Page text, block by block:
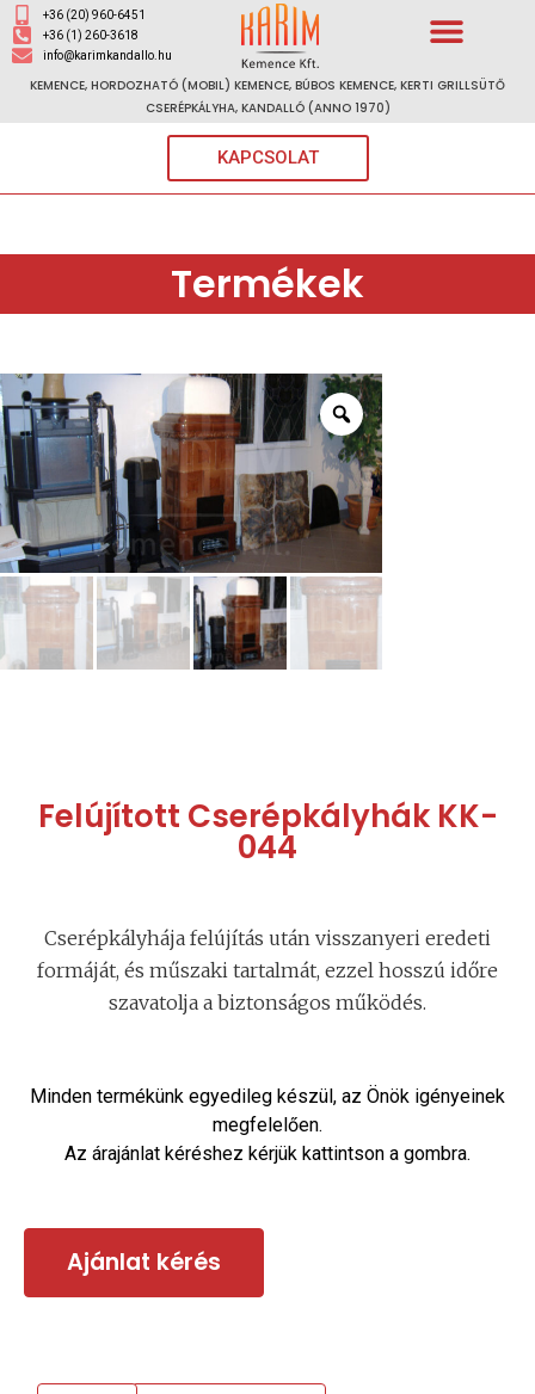
+36 (20) 960-6451
+36 (1) 260-3618
info@karimkandallo.hu
KEMENCE, HORDOZHATÓ (MOBIL) KEMENCE, BÚBOS KEMENCE, KERTI GRILLSÜTŐ
CSERÉPKÁLYHA, KANDALLÓ (ANNO 1970)
KAPCSOLAT
Termékek
Felújított Cserépkályhák KK-
044
Cserépkályhája felújítás után visszanyeri eredeti
formáját, és műszaki tartalmát, ezzel hosszú időre
szavatolja a biztonságos működés.
Minden termékünk egyedileg készül, az Önök igényeinek
megfelelően.
Az árajánlat kéréshez kérjük kattintson a gombra.
Ajánlat kérés